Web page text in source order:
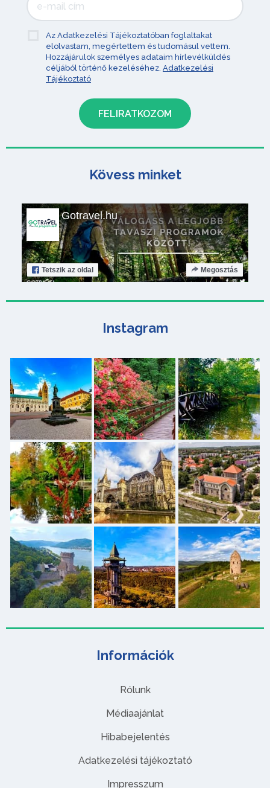
Információk
Rólunk
Médiaajánlat
Hibabejelentés
Adatkezelési tájékoztató
Impresszum
Az Adatkezelési Tájékoztatóban foglaltakat
elolvastam, megértettem és tudomásul vettem.
Hozzájárulok személyes adataim hírlevélküldés
céljából történő kezeléséhez. Adatkezelési
Tájékoztató
Kövess minket
Gotravel.hu
Tetszik az oldal Megosztás
Instagram